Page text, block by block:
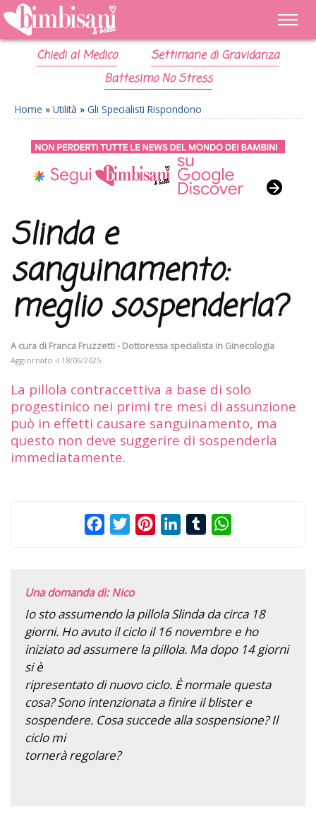
Chiedi al Medico
Settimane di Gravidanza
Battesimo No Stress
Home » Utilità » Gli Specialisti Rispondono
Slinda e
sanguinamento:
meglio sospenderla?
A cura di Franca Fruzzetti - Dottoressa specialista in Ginecologia
Aggiornato il 18/06/2025
La pillola contraccettiva a base di solo
progestinico nei primi tre mesi di assunzione
può in effetti causare sanguinamento, ma
questo non deve suggerire di sospenderla
immediatamente.
FacebookTwitterPinterestLinkedInTumblr
Una domanda di: Nico
Io sto assumendo la pillola Slinda da circa 18
giorni. Ho avuto il ciclo il 16 novembre e ho
iniziato ad assumere la pillola. Ma dopo 14 giorni
si è
ripresentato di nuovo ciclo. È normale questa
cosa? Sono intenzionata a finire il blister e
sospendere. Cosa succede alla sospensione? Il
ciclo mi
tornerà regolare?